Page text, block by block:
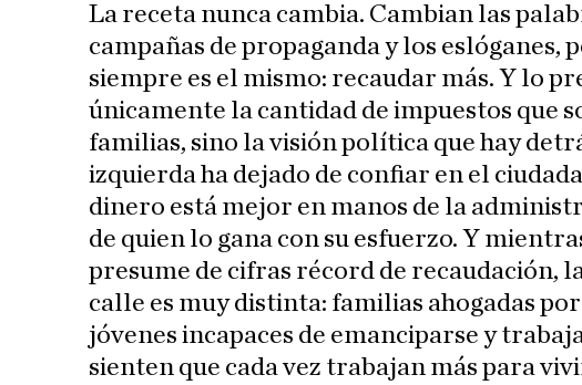
La receta nunca cambia. Cambian las
campañas de propaganda y los eslóganes,
siempre es el mismo: recaudar más. Y lo
únicamente la cantidad de impuestos que
familias, sino la visión política que hay
izquierda ha dejado de confiar en el
dinero está mejor en manos de la
de quien lo gana con su esfuerzo. Y
presume de cifras récord de recaudación,
calle es muy distinta: familias ahogadas
jóvenes incapaces de emanciparse y
sienten que cada vez trabajan más para